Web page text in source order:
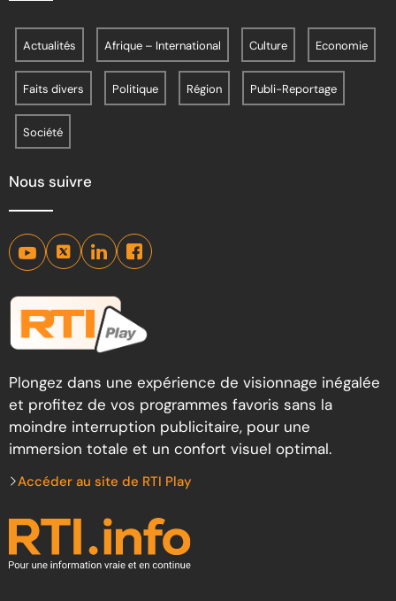
Actualités Afrique – International Culture Economie
Faits divers Politique Région Publi-Reportage
Société
Nous suivre
Plongez dans une expérience de visionnage inégalée
et profitez de vos programmes favoris sans la
moindre interruption publicitaire, pour une
immersion totale et un confort visuel optimal.
Accéder au site de RTI Play